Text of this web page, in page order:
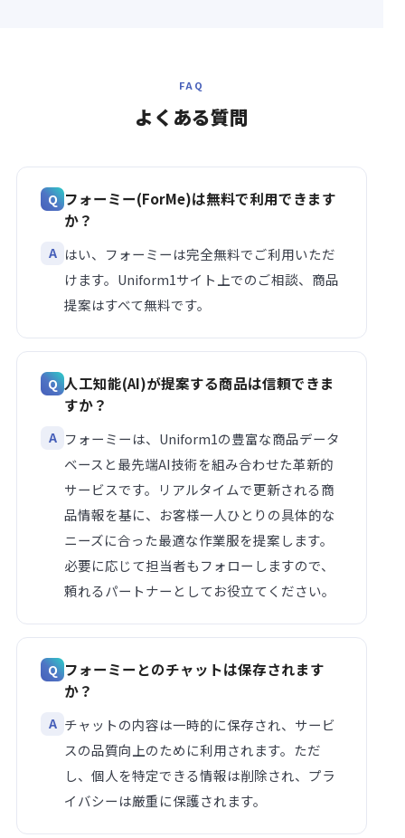
FAQ
よくある質問
フォーミー(ForMe)は無料で利用できます
か？
はい、フォーミーは完全無料でご利用いただ
けます。Uniform1サイト上でのご相談、商品
提案はすべて無料です。
人工知能(AI)が提案する商品は信頼できま
すか？
フォーミーは、Uniform1の豊富な商品データ
ベースと最先端AI技術を組み合わせた革新的
サービスです。リアルタイムで更新される商
品情報を基に、お客様一人ひとりの具体的な
ニーズに合った最適な作業服を提案します。
必要に応じて担当者もフォローしますので、
頼れるパートナーとしてお役立てください。
フォーミーとのチャットは保存されます
か？
チャットの内容は一時的に保存され、サービ
スの品質向上のために利用されます。ただ
し、個人を特定できる情報は削除され、プラ
イバシーは厳重に保護されます。